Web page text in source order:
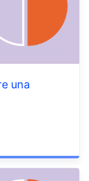
una